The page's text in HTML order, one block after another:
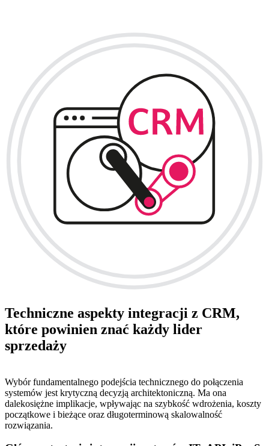
Techniczne aspekty integracji z CRM,
które powinien znać każdy lider
sprzedaży
Wybór fundamentalnego podejścia technicznego do połączenia
systemów jest krytyczną decyzją architektoniczną. Ma ona
dalekosiężne implikacje, wpływając na szybkość wdrożenia, koszty
początkowe i bieżące oraz długoterminową skalowalność
rozwiązania.